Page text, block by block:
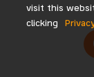
visit this
clicking